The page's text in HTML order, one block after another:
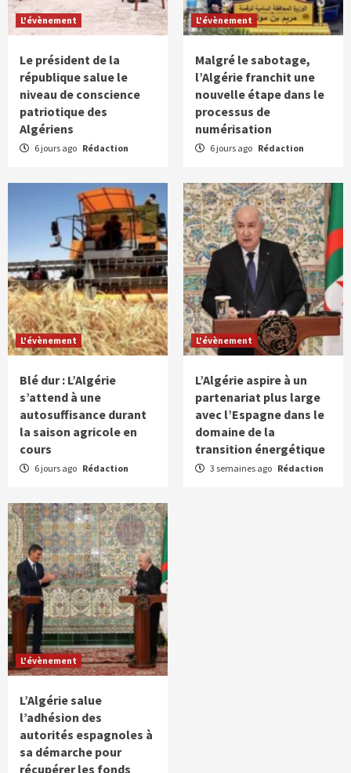
L'évènement
Le président de la
république salue le
niveau de conscience
patriotique des
Algériens
6 jours ago Rédaction
L'évènement
Malgré le sabotage,
l’Algérie franchit une
nouvelle étape dans le
processus de
numérisation
6 jours ago Rédaction
L'évènement
Blé dur : L’Algérie
s’attend à une
autosuffisance durant
la saison agricole en
cours
6 jours ago Rédaction
L'évènement
L’Algérie aspire à un
partenariat plus large
avec l’Espagne dans le
domaine de la
transition énergétique
3 semaines ago Rédaction
L'évènement
L’Algérie salue
l’adhésion des
autorités espagnoles à
sa démarche pour
récupérer les fonds